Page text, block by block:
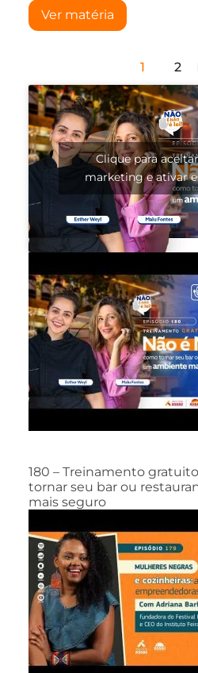
Ver matéria
1 2
Clique para
marketing e ativar
180 – Treinamento
tornar seu bar ou
mais seguro